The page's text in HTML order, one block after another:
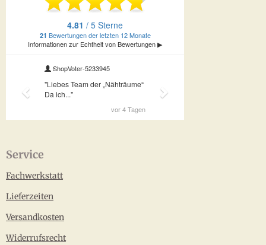
Service
Fachwerkstatt
Lieferzeiten
Versandkosten
Widerrufsrecht